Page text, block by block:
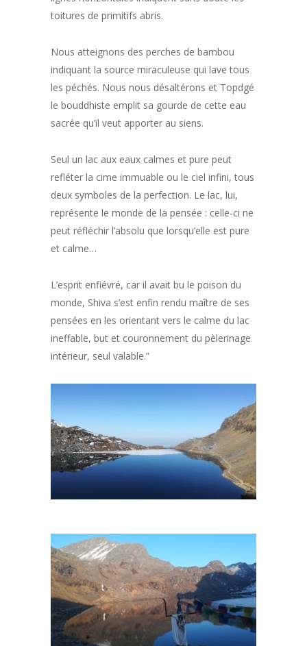
toitures de primitifs abris.
Nous atteignons des perches de bambou
indiquant la source miraculeuse qui lave tous
les péchés. Nous nous désaltérons et Topdgé
le bouddhiste emplit sa gourde de cette eau
sacrée qu’il veut apporter au siens.
Seul un lac aux eaux calmes et pure peut
refléter la cime immuable ou le ciel infini, tous
deux symboles de la perfection. Le lac, lui,
représente le monde de la pensée : celle-ci ne
peut réfléchir l’absolu que lorsqu’elle est pure
et calme…
L’esprit enfiévré, car il avait bu le poison du
monde, Shiva s’est enfin rendu maître de ses
pensées en les orientant vers le calme du lac
ineffable, but et couronnement du pèlerinage
intérieur, seul valable.”